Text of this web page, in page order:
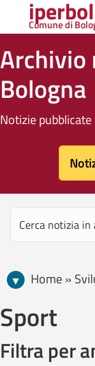
Comune di
Archivio
Bologna
Notizie pubblicate
Home »
Sport
Filtra per